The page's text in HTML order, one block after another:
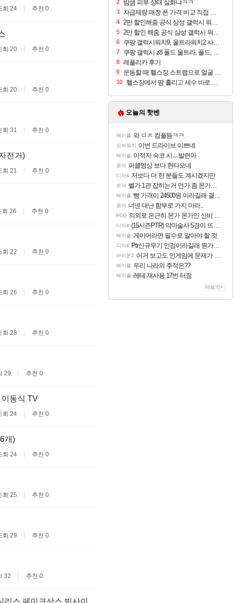
회 24 추천 0
회 20 추천 0
회 20 추천 0
회 31 추천 0
전거)
회 21 추천 0
회 26 추천 0
회 22 추천 0
회 26 추천 0
회 28 추천 0
29 추천 0
동식 TV
회 24 추천 0
개)
회 24 추천 0
회 25 추천 0
회 29 추천 0
32 추천 0
스 페이크삭스 빅사이
2 밤샘 피부 상태 실화냐ㅋㅋ
3 자급제랑 매장 폰 가격 비교 직접 안가도 되네요
4 2만 할인해줌 공식 삼성 갤럭시 워치9 크림, 40mm, 블루투스
5 2만 할인 해줌 공식 삼성 갤럭시 워치9 실버, 44mm, 블루투스
6 쿠팡 갤럭시워치9, 울트라워치2 사전구매 혜택 받아보세요
7 쿠팡 갤럭시 z8 폴드 울트라, 폴드, 플립 사전예약
8 레플리카 후기
9 운동할 때 헬스장 스트랩으로 얼굴 만졌다가 볼 뒤집어짐
10 헬스장에서 땀 흘리고 세수 바로 안 하면 트러블 나냐?
오늘의 핫벤
메이플 와 ㅁㅊ 컴플뜸ㅋㅋ
오버워치 이번 드라이브 이쁘네
메이플 이적자 숙코 시ㅡ발련아
로아 퍼클영상 보다 현타오네
디아4 저보다 더 한 분들도 계시겠지만
로아 벨가 1관 잡히는거 먼가 좀 몬가몬가네..
메이플 빵 가격이 24500원 이라길래 결제 취소하고 나왔다
로아 너넨 대난 함부로 가지 마라..
FCO 의외로 은근히 몬가 몬가인 신비 치어리더
디아4 (15시즌PTR) 악마술사 5경이 뜨네요
메이플 게이머라면 필수로 알아야 할 것
디아4 Ptr신규무기 인검이라길래 뭔가했는데
아이온2 이거 보고도 인게임에 문제가 없다고 생각하냐?
메이플 우리 나라의 주적은??
메이플 레테 재사용 17번 터짐
더보기+